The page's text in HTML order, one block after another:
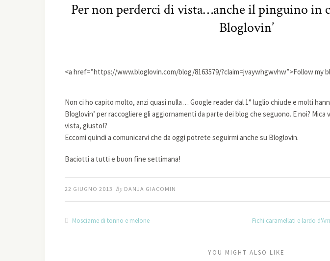
Per non perderci di vista…anche il pinguino in
Bloglovin’
<a href=”https://www.bloglovin.com/blog/8163579/?claim=jvaywhgwvhw”>Follow my
Non ci ho capito molto, anzi quasi nulla… Google reader dal 1° luglio chiude e molti
Bloglovin’ per raccogliere gli aggiornamenti da parte dei blog che seguono. E noi? Mica
vista, giusto!?
Eccomi quindi a comunicarvi che da oggi potrete seguirmi anche su Bloglovin.
Baciotti a tutti e buon fine settimana!
22 GIUGNO 2013 By DANJA GIACOMIN
Mosciame di tonno e melone
Fichi caramellati e lardo
YOU MIGHT ALSO LIKE